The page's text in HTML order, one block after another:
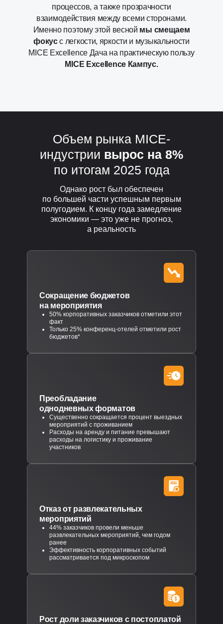
процессов, а также прозрачности
взаимодействия между всеми сторонами.
Именно поэтому этой весной мы смещаем
фокусс легкости, яркости и музыкальности
MICE Excellence Дача на практическую пользу
MICE Excellence Кампус.
Однако рост был обеспечен
по большей части успешным первым
полугодием. К концу года замедление
экономики — это уже не прогноз,
а реальность
Объем рынка MICE-
индустрии вырос на 8%
по итогам 2025 года
Сокращение бюджетов
на мероприятия
50% корпоративных заказчиков отметили этот
факт
Только 25% конференц-отелей отметили рост
бюджетов*
Преобладание
однодневных форматов
Существенно сокращается процент выездных
мероприятий с проживанием
Расходы на аренду и питание превышают
расходы на логистику и проживание
участников
Отказ от развлекательных
мероприятий
44% заказчиков провели меньше
развлекательных мероприятий, чем годом
ранее
Эффективность корпоративных событий
рассматривается под микроскопом
Рост доли заказчиков с постоплатой